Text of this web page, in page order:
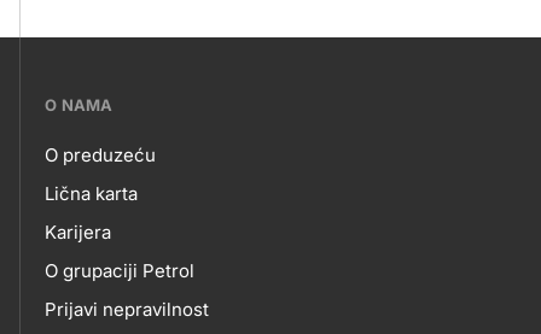
???
skupno.footer-
title???
O NAMA
O
NAMA
O preduzeću
Lična karta
Karijera
O grupaciji Petrol
Prijavi nepravilnost